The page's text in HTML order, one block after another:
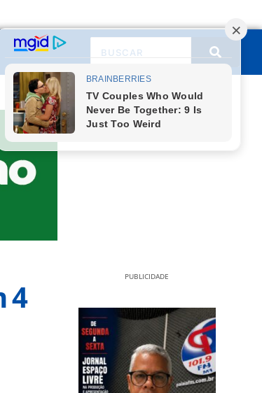
4
PUBLICIDADE